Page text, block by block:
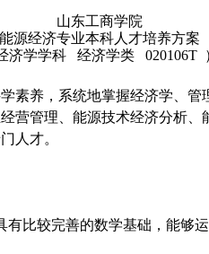
山东工商学院
能源经济专业本科人才培养方案
济学学科
经济学类
020106T
素养，系统地掌握经济学、
营管理、能源技术经济分析
人才。
有比较完善的数学基础，能够